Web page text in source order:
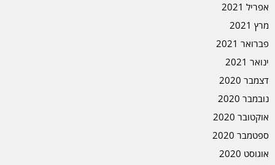
אפריל 2021
מרץ 2021
פברואר 2021
ינואר 2021
דצמבר 2020
נובמבר 2020
אוקטובר 2020
ספטמבר 2020
אוגוסט 2020